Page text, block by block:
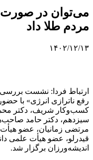
می‌توان در
مردم طلا داد
۱۴۰۲/۱۲/۱۳
ارتباط فردا: نشست
رفع ناترازی انرژی» با
کسب‌وکار شریف، دکتر
سیزدهم، دکتر حامد
مرتضی زمانیان، عضو هیأت
قیدرلو، عضو هیأت علمی
اندیشه‌ورزان برگزار شد.